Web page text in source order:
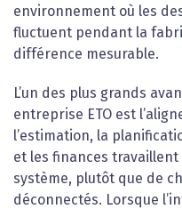
environnement où les
fluctuent pendant la
différence mesurable.
L’un des plus grands
entreprise ETO est
l’estimation, la
et les finances
système, plutôt que de
déconnectés. Lorsque